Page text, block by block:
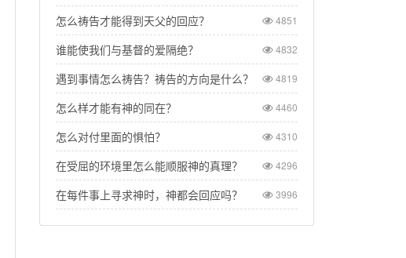
怎么祷告才能得到天父的回应？ 4851
谁能使我们与基督的爱隔绝？ 4832
遇到事情怎么祷告？祷告的方向是什么？ 4819
怎么样才能有神的同在？ 4460
怎么对付里面的惧怕？ 4310
在受屈的环境里怎么能顺服神的真理？ 4296
在每件事上寻求神时，神都会回应吗？ 3996